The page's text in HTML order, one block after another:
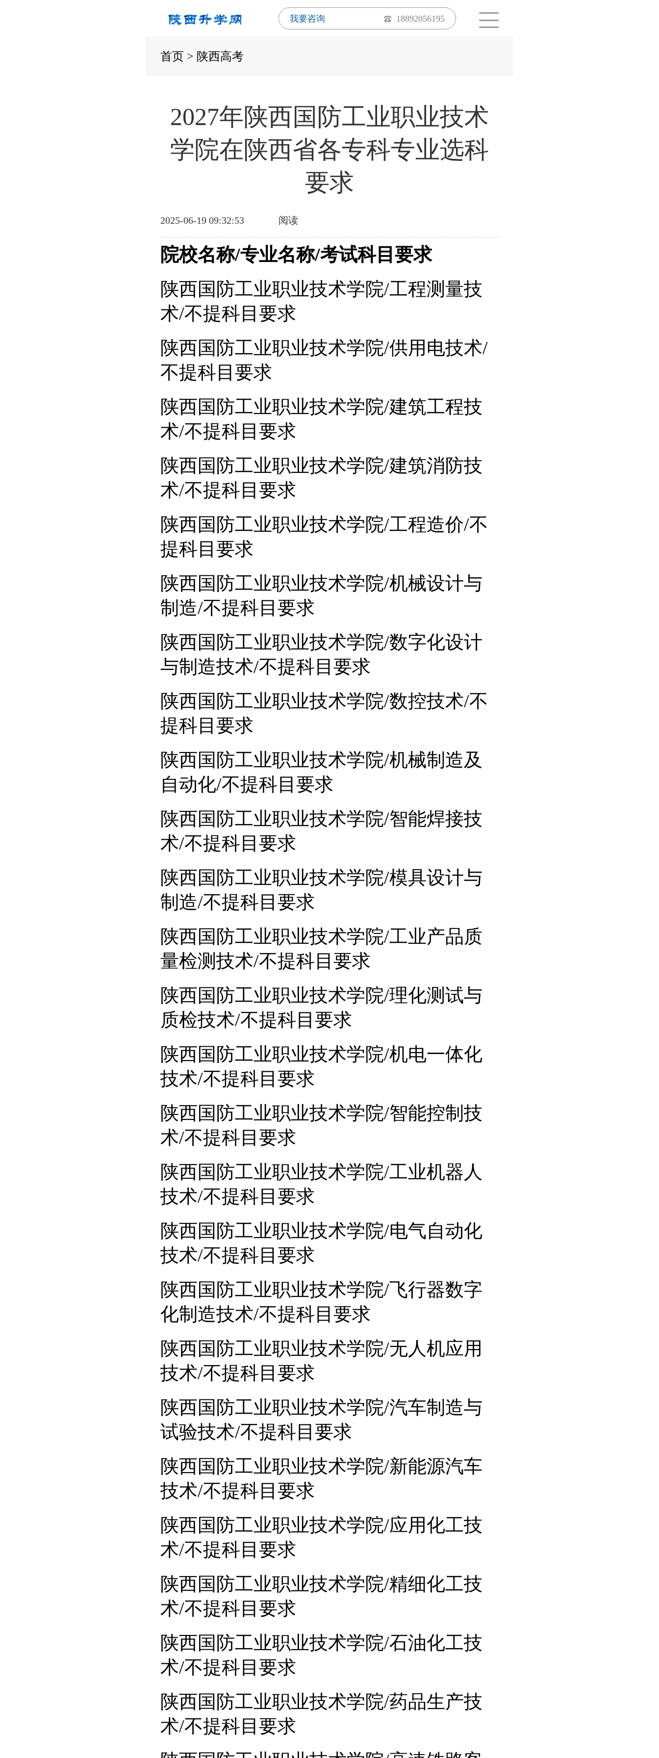
我要咨询 18892056195
首页 > 陕西高考
2027年陕西国防工业职业技术
学院在陕西省各专科专业选科
要求
2025-06-19 09:32:53 阅读
院校名称/专业名称/考试科目要求
陕西国防工业职业技术学院/工程测量技
术/不提科目要求
陕西国防工业职业技术学院/供用电技术/
不提科目要求
陕西国防工业职业技术学院/建筑工程技
术/不提科目要求
陕西国防工业职业技术学院/建筑消防技
术/不提科目要求
陕西国防工业职业技术学院/工程造价/不
提科目要求
陕西国防工业职业技术学院/机械设计与
制造/不提科目要求
陕西国防工业职业技术学院/数字化设计
与制造技术/不提科目要求
陕西国防工业职业技术学院/数控技术/不
提科目要求
陕西国防工业职业技术学院/机械制造及
自动化/不提科目要求
陕西国防工业职业技术学院/智能焊接技
术/不提科目要求
陕西国防工业职业技术学院/模具设计与
制造/不提科目要求
陕西国防工业职业技术学院/工业产品质
量检测技术/不提科目要求
陕西国防工业职业技术学院/理化测试与
质检技术/不提科目要求
陕西国防工业职业技术学院/机电一体化
技术/不提科目要求
陕西国防工业职业技术学院/智能控制技
术/不提科目要求
陕西国防工业职业技术学院/工业机器人
技术/不提科目要求
陕西国防工业职业技术学院/电气自动化
技术/不提科目要求
陕西国防工业职业技术学院/飞行器数字
化制造技术/不提科目要求
陕西国防工业职业技术学院/无人机应用
技术/不提科目要求
陕西国防工业职业技术学院/汽车制造与
试验技术/不提科目要求
陕西国防工业职业技术学院/新能源汽车
技术/不提科目要求
陕西国防工业职业技术学院/应用化工技
术/不提科目要求
陕西国防工业职业技术学院/精细化工技
术/不提科目要求
陕西国防工业职业技术学院/石油化工技
术/不提科目要求
陕西国防工业职业技术学院/药品生产技
术/不提科目要求